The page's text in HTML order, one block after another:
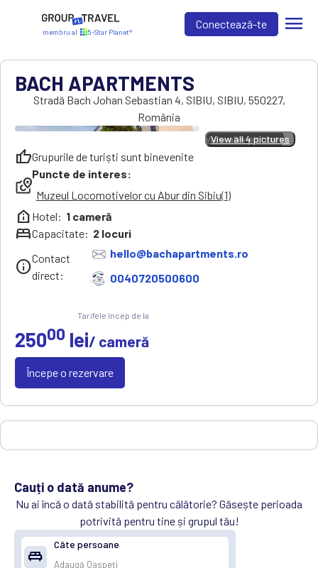
membru al 5-Star Planet®
Conectează-te menu
BACH APARTMENTS
Stradă Bach Johan Sebastian 4, SIBIU, SIBIU, 550227,
România
View all 4 pictures
View all 4 pictures
thumb_upGrupurile de turiști sunt binevenite
local_see
Puncte de interes:
Muzeul Locomotivelor cu Abur din Sibiu(1)
help_clinic Hotel: 1 cameră
bedCapacitate: 2 locuri
infoContact
direct:
hello@bachapartments.ro
0040720500600
Tarifele încep de la
25000 lei/ cameră
Începe o rezervare
Cauți o dată anume?
Nu ai încă o dată stabilită pentru călătorie? Găsește perioada
potrivită pentru tine și grupul tău!
king_bed
Câte persoane